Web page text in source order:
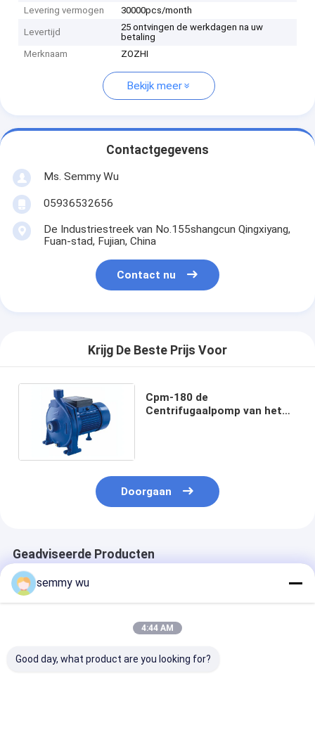
Levering vermogen
30000pcs/month
Levertijd
25 ontvingen de werkdagen na uw
betaling
Merknaam
ZOZHI
Bekijk meer
Contactgegevens
Ms. Semmy Wu
05936532656
De Industriestreek van No.155shangcun Qingxiyang,
Fuan-stad, Fujian, China
Contact nu
Krijg De Beste Prijs Voor
Cpm-180 de
Centrifugaalpomp van het
Doorgaan
Geadviseerde Producten
semmy wu
4:44 AM
Good day, what product are you looking for?